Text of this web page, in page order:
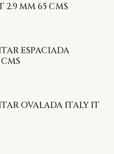
2.9 MM 65 CMS
ESPACIADA
OVALADA ITALY IT